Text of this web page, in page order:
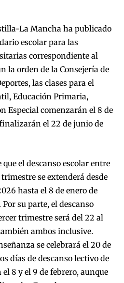
La Mancha ha publicado
escolar para las
correspondiente al
la orden de la Consejería de
las clases para el
Educación Primaria,
Especial comenzarán el 8 de
el 22 de junio de
el descanso escolar entre
se extenderá desde
hasta el 8 de enero de
su parte, el descanso
trimestre será del 22 al
ambos inclusive.
se celebrará el 20 de
días de descanso lectivo de
8 y el 9 de febrero, aunque